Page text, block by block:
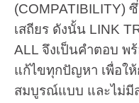
(COMPATIBILITY)
เสถียร ดังนั้น LINK
ALL จึงเป็นคำตอบ พ
แก้ไขทุกปัญหา เพื่อให้
สมบูรณ์แบบ และไม่มี